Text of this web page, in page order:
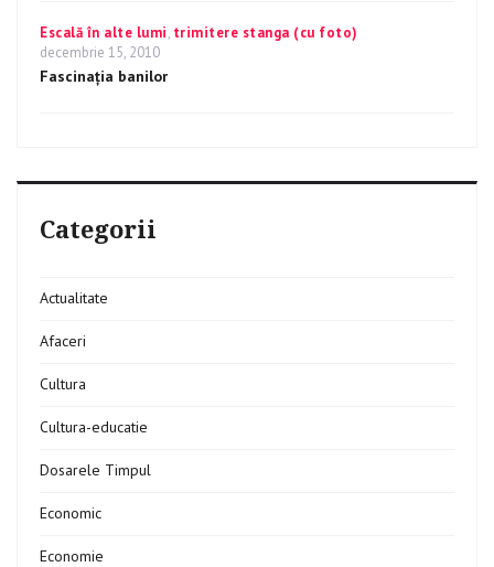
Categories
Escală în alte lumi, trimitere stanga (cu foto)
Posted
on
decembrie 15, 2010
Fascinația banilor
Categorii
Actualitate
Afaceri
Cultura
Cultura-educatie
Dosarele Timpul
Economic
Economie